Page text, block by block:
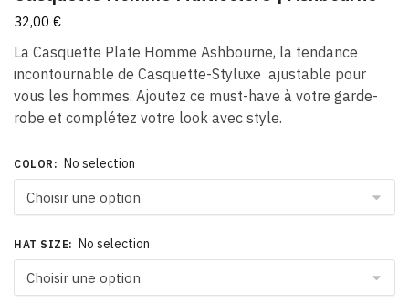
32,00 €
La Casquette Plate Homme Ashbourne, la tendance
incontournable de Casquette-Styluxe ajustable pour
vous les hommes. Ajoutez ce must-have à votre garde-
robe et complétez votre look avec style.
COLOR : No selection
HAT SIZE: No selection